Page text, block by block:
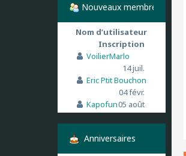
Nouveaux membres
Nom d’utilisateur
Inscription
VoilierMarlo
14 juil.
Eric Ptit Bouchon
04 févr.
Kapofun05 août
Anniversaires